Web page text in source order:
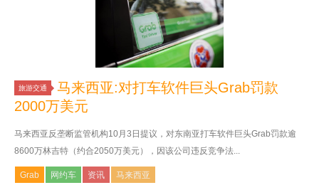
旅游交通
马来西亚:对打车软件巨头Grab罚款
2000万美元
马来西亚反垄断监管机构10月3日提议，对东南亚打车软件巨头Grab罚款逾
8600万林吉特（约合2050万美元），因该公司违反竞争法...
Grab 网约车 资讯 马来西亚